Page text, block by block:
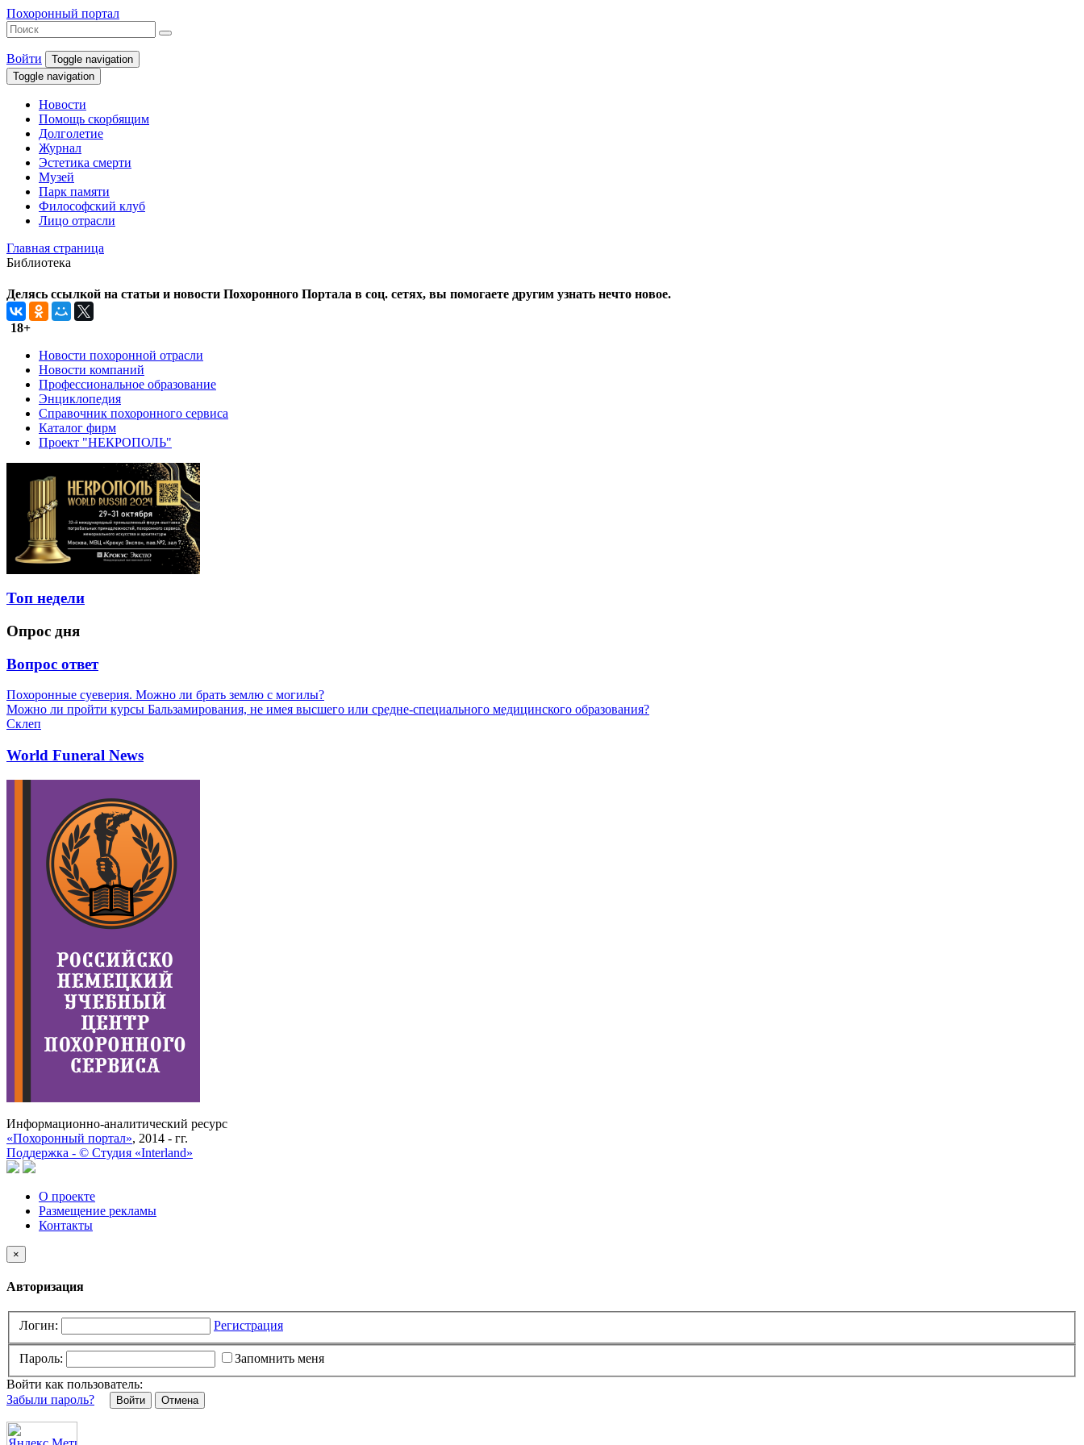
Похоронный портал
Войти
Toggle navigation
Toggle navigation
Новости
Помощь скорбящим
Долголетие
Журнал
Эстетика смерти
Музей
Парк памяти
Философский клуб
Лицо отрасли
Главная страница
Библиотека
Делясь ссылкой на статьи и новости Похоронного Портала в соц. сетях, вы помогаете другим узнать нечто новое.
18+
Новости похоронной отрасли
Новости компаний
Профессиональное образование
Энциклопедия
Справочник похоронного сервиса
Каталог фирм
Проект "НЕКРОПОЛЬ"
Топ недели
Опрос дня
Вопрос ответ
Похоронные суеверия. Можно ли брать землю с могилы?
Можно ли пройти курсы Бальзамирования, не имея высшего или средне-специального медицинского образования?
Склеп
World Funeral News
Информационно-аналитический ресурс
«Похоронный портал», 2014 - гг.
Поддержка - © Cтудия «Interland»
О проекте
Размещение рекламы
Контакты
×
Авторизация
Логин: Регистрация
Пароль:
Запомнить меня
Войти как пользователь:
Забыли пароль?
Отмена